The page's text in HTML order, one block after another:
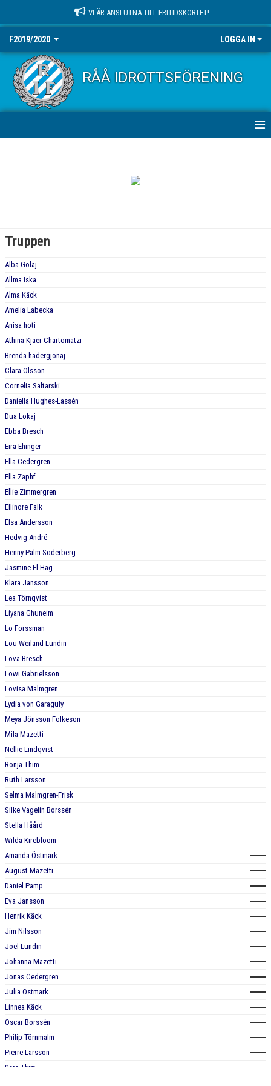
VI ÄR ANSLUTNA TILL FRITIDSKORTET!
F2019/2020 LOGGA IN
RÅÅ IDROTTSFÖRENING
BILDGALLERI
DOKUMENT
Truppen
Alba Golaj
Allma Iska
Alma Käck
Amelia Labecka
Anisa hoti
Athina Kjaer Chartomatzi
Brenda hadergjonaj
Clara Olsson
Cornelia Saltarski
Daniella Hughes-Lassén
Dua Lokaj
Ebba Bresch
Eira Ehinger
Ella Cedergren
Ella Zaphf
Ellie Zimmergren
Ellinore Falk
Elsa Andersson
Hedvig André
Henny Palm Söderberg
Jasmine El Hag
Klara Jansson
Lea Törnqvist
Liyana Ghuneim
Lo Forssman
Lou Weiland Lundin
Lova Bresch
Lowi Gabrielsson
Lovisa Malmgren
Lydia von Garaguly
Meya Jönsson Folkeson
Mila Mazetti
Nellie Lindqvist
Ronja Thim
Ruth Larsson
Selma Malmgren-Frisk
Silke Vagelin Borssén
Stella Håård
Wilda Kirebloom
Amanda Östmark
August Mazetti
Daniel Pamp
Eva Jansson
Henrik Käck
Jim Nilsson
Joel Lundin
Johanna Mazetti
Jonas Cedergren
Julia Östmark
Linnea Käck
Oscar Borssén
Philip Törnmalm
Pierre Larsson
Sara Thim